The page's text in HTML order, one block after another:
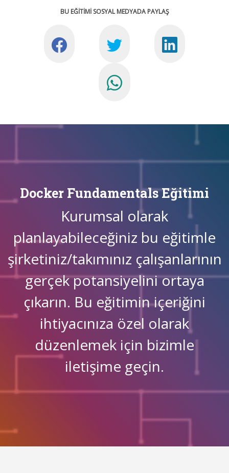
BU EĞİTİMİ SOSYAL MEDYADA PAYLAŞ
Docker Fundamentals Eğitimi
Kurumsal olarak
planlayabileceğiniz bu eğitimle
şirketiniz/takımınız çalışanlarının
gerçek potansiyelini ortaya
çıkarın. Bu eğitimin içeriğini
ihtiyacınıza özel olarak
düzenlemek için bizimle
iletişime geçin.